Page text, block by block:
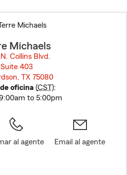
to
before
Michaels
Collins Blvd.
Suite 403
TX 75080
oficina(CST):
to 5:00pm
al agente Email al agente